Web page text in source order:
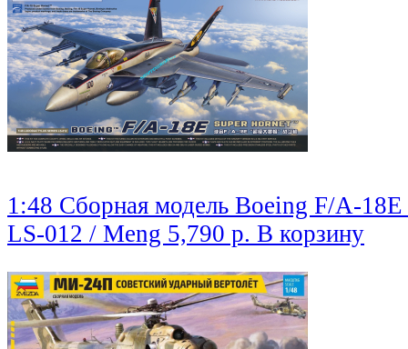
1:48 Сборная модель Boeing F/A-
LS-012 / Meng 5,790 р. В корзину